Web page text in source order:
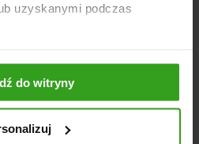
uzyskanymi podczas
do witryny
RÓWNIEŻ